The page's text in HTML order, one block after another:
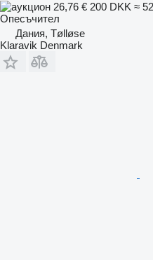
26,76 € 200 DKK ≈
Опесъчител
Дания, Tølløse
Klaravik Denmark